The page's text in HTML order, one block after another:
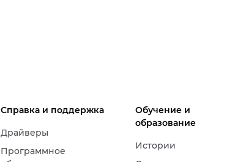
Справка и поддержка
Драйверы
Программное
Обучение и
образование
Истории